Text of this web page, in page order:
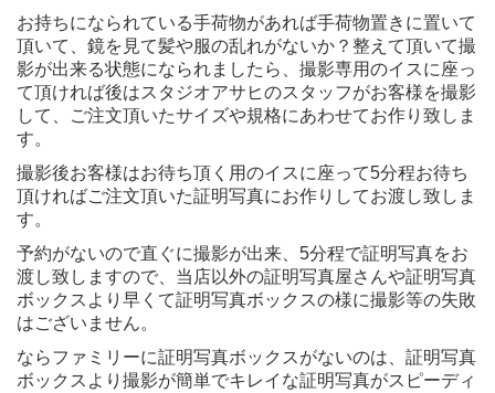
お持ちになられている手荷物があれば手荷物置きに置いて
頂いて、鏡を見て髪や服の乱れがないか？整えて頂いて撮
影が出来る状態になられましたら、撮影専用のイスに座っ
て頂ければ後はスタジオアサヒのスタッフがお客様を撮影
して、ご注文頂いたサイズや規格にあわせてお作り致しま
す。
撮影後お客様はお待ち頂く用のイスに座って5分程お待ち
頂ければご注文頂いた証明写真にお作りしてお渡し致しま
す。
予約がないので直ぐに撮影が出来、5分程で証明写真をお
渡し致しますので、当店以外の証明写真屋さんや証明写真
ボックスより早くて証明写真ボックスの様に撮影等の失敗
はございません。
ならファミリーに証明写真ボックスがないのは、証明写真
ボックスより撮影が簡単でキレイな証明写真がスピーディ